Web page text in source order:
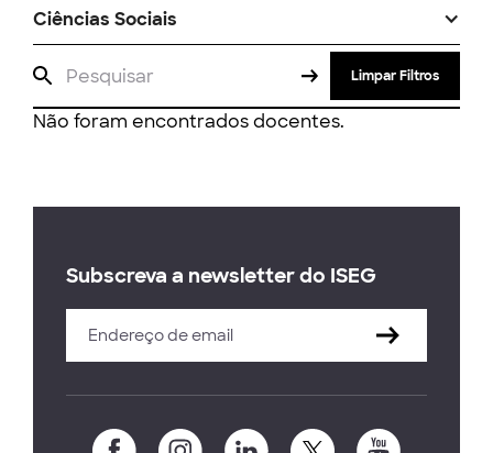
Ciências Sociais
Limpar Filtros
Não foram encontrados docentes.
Subscreva a newsletter do ISEG